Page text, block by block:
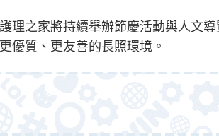
理之家將持續舉辦節慶活動與人文
優質、更友善的長照環境。